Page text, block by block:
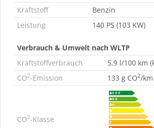
Kraftstoff
Benzin
Leistung
140 PS (103 KW)
Verbrauch & Umwelt nach WLTP
Kraftstoffverbrauch
5,9 l/100 km
CO2-Emission 133 g CO2/km
CO2-Klasse